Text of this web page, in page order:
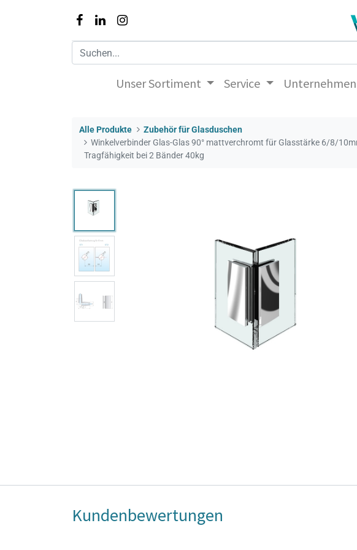
Unser Sortiment Service Unternehmen
Alle Produkte
Zubehör für Glasduschen
Winkelverbinder Glas-Glas 90° mattverchromt für Glasstärke 6/8/
Tragfähigkeit bei 2 Bänder 40kg
Kundenbewertungen